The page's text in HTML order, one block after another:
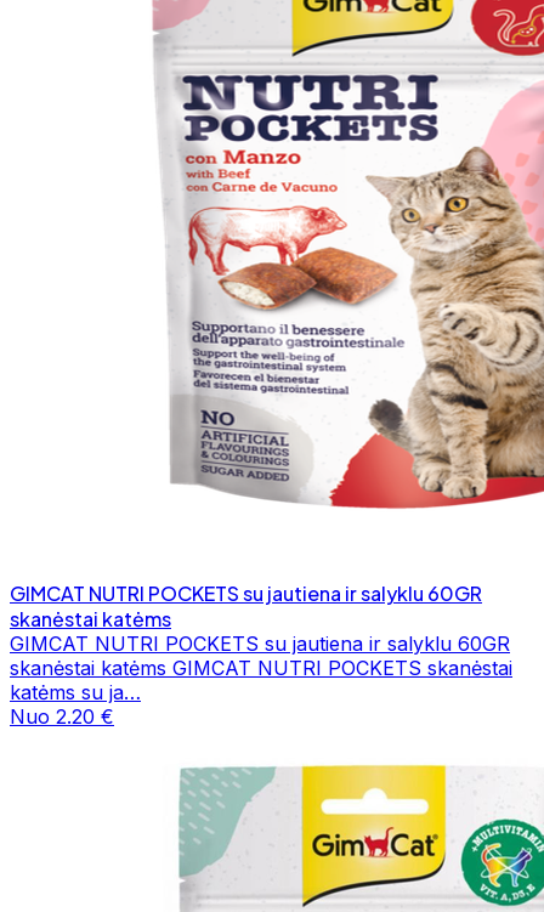
GIMCAT NUTRI POCKETS su jautiena ir salyklu 60GR
skanėstai katėms
GIMCAT NUTRI POCKETS su jautiena ir salyklu 60GR
skanėstai katėms GIMCAT NUTRI POCKETS skanėstai
katėms su ja…
Nuo 2.20 €